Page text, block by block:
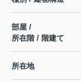
部屋 /
所在階 / 階建て
所在地